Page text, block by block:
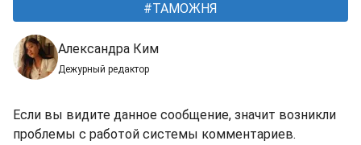
ТАМОЖНЯ
Александра Ким
Дежурный редактор
Если вы видите данное сообщение, значит возникли
проблемы с работой системы комментариев.